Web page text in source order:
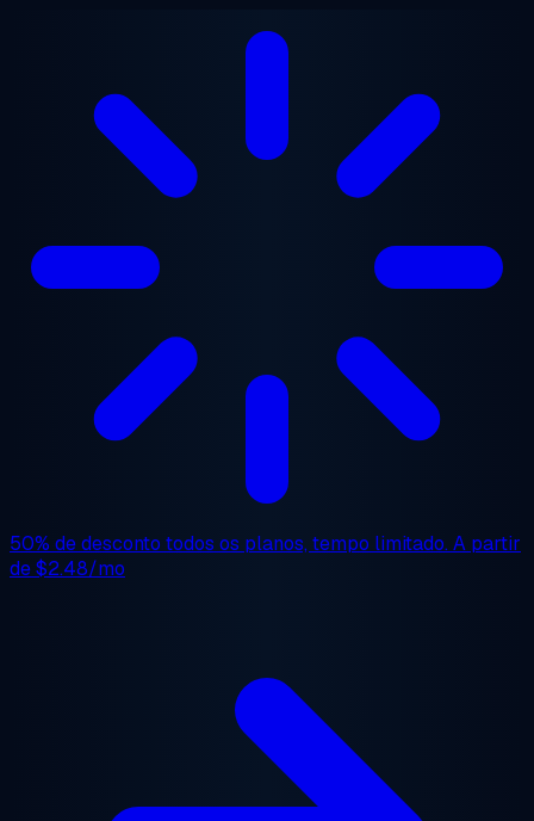
Saltar para o conteúdo principal
50% de desconto todos os planos, tempo limitado. A partir
de$2.48/mo